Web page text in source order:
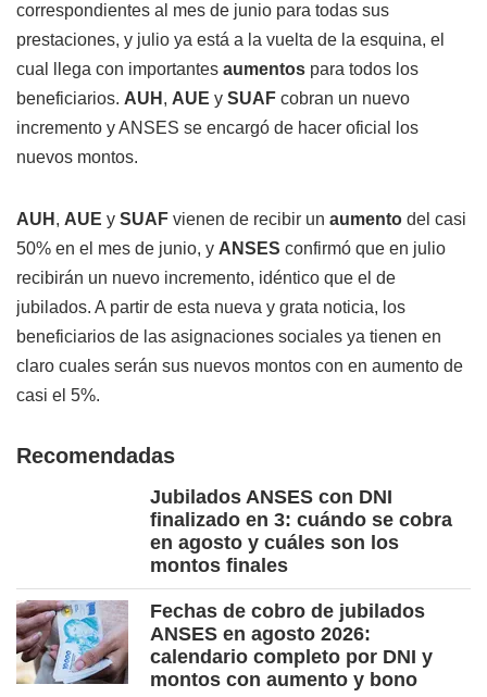
correspondientes al mes de junio para todas sus
prestaciones, y julio ya está a la vuelta de la esquina, el
cual llega con importantes aumentos para todos los
beneficiarios. AUH , AUE y SUAF cobran un nuevo
incremento y ANSES se encargó de hacer oficial los
nuevos montos.
AUH , AUE y SUAF vienen de recibir un aumento del casi
50% en el mes de junio, y ANSES confirmó que en julio
recibirán un nuevo incremento, idéntico que el de
jubilados. A partir de esta nueva y grata noticia, los
beneficiarios de las asignaciones sociales ya tienen en
claro cuales serán sus nuevos montos con en aumento de
casi el 5%.
Recomendadas
Jubilados ANSES con DNI
finalizado en 3: cuándo se cobra
en agosto y cuáles son los
montos finales
Fechas de cobro de jubilados
ANSES en agosto 2026:
calendario completo por DNI y
montos con aumento y bono